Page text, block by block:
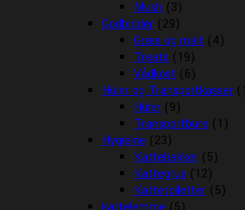
Mush (3)
Godbidder (29)
Græs og malt (4)
Treats (19)
Vådkost (6)
Huler og Transportkasser
Huler (9)
Transportbure (1)
Hygiejne (23)
Kattebakker (5)
Kattegrus (12)
Kattetoiletter (5)